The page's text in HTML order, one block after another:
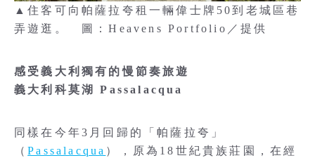
▲住客可向帕薩拉夸租一輛偉士牌50到老城區巷
弄遊逛。 圖：Heavens Portfolio／提供
感受義大利獨有的慢節奏旅遊
義大利科莫湖 Passalacqua
同樣在今年3月回歸的「帕薩拉夸」
（Passalacqua ），原為18世紀貴族莊園，在經